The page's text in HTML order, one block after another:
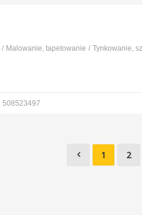
Malowanie, tapetowanie Tynkowanie,
508523497
1 2